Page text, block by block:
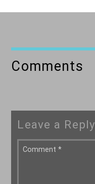
Comments
Leave a Reply